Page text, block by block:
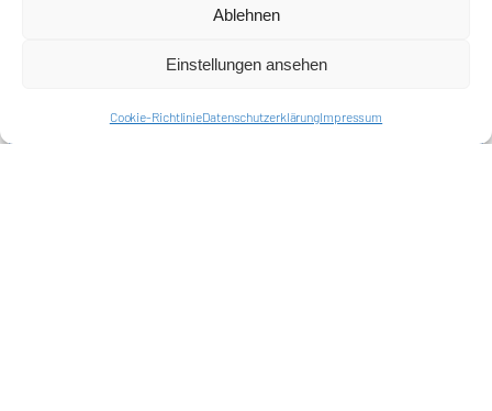
Ablehnen
Einstellungen ansehen
Cookie-RichtlinieDatenschutzerklärungImpressum